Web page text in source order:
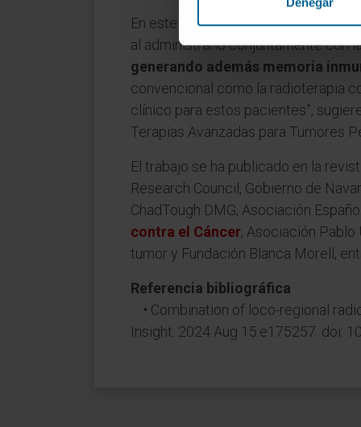
En este estudio preclínico los
al administrarlo conjuntamente con
generando además memoria
convencional como la radioterapia
clínico para estos pacientes”,
Terapias Avanzadas para Tumores
El trabajo se ha publicado en la
Research Council, Gobierno de
ChadTough DMG, Asociación
contra el Cáncer, Asociación Pablo
tumor y Fundación Blanca Morell,
Referencia bibliográfica
• Combination of loco-regional
Insight. 2024 Aug 15:e175257. doi: